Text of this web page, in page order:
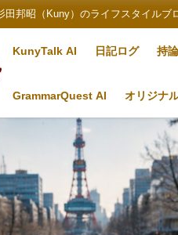
田邦昭（Kuny）のライフスタイルブ
KunyTalk AI 日記ログ 持論
GrammarQuest AI オリジナ